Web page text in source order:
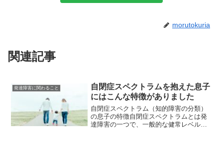
morutokuria
関連記事
発達障害に関わること
自閉症スペクトラムを抱えた息子
にはこんな特徴がありました
自閉症スペクトラム（知的障害の分類）
の息子の特徴自閉症スペクトラムとは発
達障害の一つで、一般的な健常レベルか